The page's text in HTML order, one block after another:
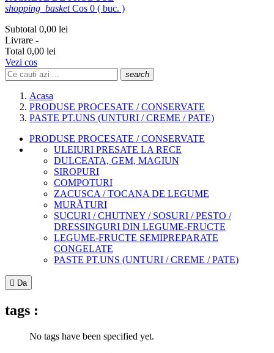
shopping_basketCos 0 ( buc. )
Subtotal 0,00 lei
Livrare -
Total 0,00 lei
Vezi cos
search
Acasa
PRODUSE PROCESATE / CONSERVATE
PASTE PT.UNS (UNTURI / CREME / PATE)
PRODUSE PROCESATE / CONSERVATE
ULEIURI PRESATE LA RECE
DULCEATA, GEM, MAGIUN
SIROPURI
COMPOTURI
ZACUSCA / TOCANA DE LEGUME
MURĂTURI
SUCURI / CHUTNEY / SOSURI / PESTO /
DRESSINGURI DIN LEGUME-FRUCTE
LEGUME-FRUCTE SEMIPREPARATE
CONGELATE
PASTE PT.UNS (UNTURI / CREME / PATE)
 Da
tags :
No tags have been specified yet.